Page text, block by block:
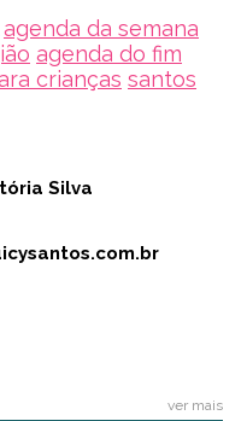
agenda da semana
agenda do fim
crianças santos
Silva
ver mais